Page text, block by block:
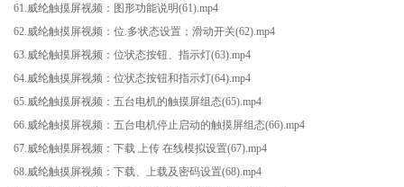
61.威纶触摸屏视频：图形功能说明(61).mp4
62.威纶触摸屏视频：位.多状态设置；滑动开关(62).mp4
63.威纶触摸屏视频：位状态按钮、指示灯(63).mp4
64.威纶触摸屏视频：位状态按钮和指示灯(64).mp4
65.威纶触摸屏视频：五台电机的触摸屏组态(65).mp4
66.威纶触摸屏视频：五台电机停止启动的触摸屏组态(66).mp4
67.威纶触摸屏视频：下载 上传 在线模拟设置(67).mp4
68.威纶触摸屏视频：下载、上载及密码设置(68).mp4